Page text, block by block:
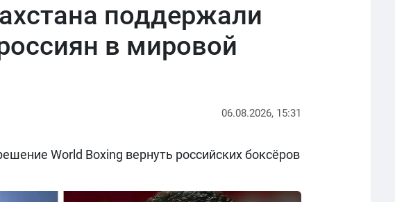
поддержали
в мировой
06.08.2026, 15:31
World Boxing вернуть российских боксёров